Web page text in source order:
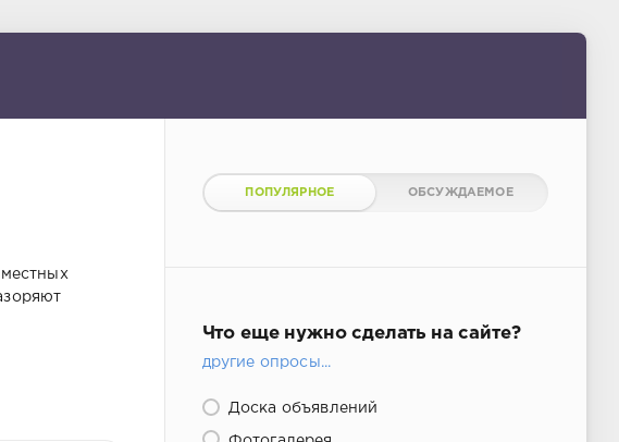
ПОПУЛЯРНОЕ ОБСУЖДАЕМОЕ
Что еще нужно сделать на сайте?
другие опросы...
Доска объявлений